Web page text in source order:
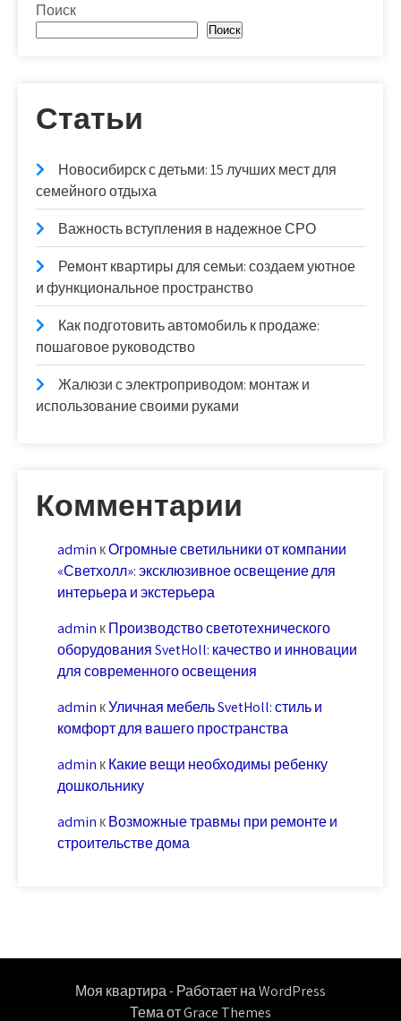
Поиск
Поиск
Статьи
Новосибирск с детьми: 15 лучших мест для
семейного отдыха
Важность вступления в надежное СРО
Ремонт квартиры для семьи: создаем уютное
и функциональное пространство
Как подготовить автомобиль к продаже:
пошаговое руководство
Жалюзи с электроприводом: монтаж и
использование своими руками
Комментарии
admin кОгромные светильники от компании
«Светхолл»: эксклюзивное освещение для
интерьера и экстерьера
admin кПроизводство светотехнического
оборудования SvetHoll: качество и инновации
для современного освещения
admin кУличная мебель SvetHoll: стиль и
комфорт для вашего пространства
admin кКакие вещи необходимы ребенку
дошкольнику
admin кВозможные травмы при ремонте и
строительстве дома
Моя квартира - Работает на WordPress
Тема от Grace Themes